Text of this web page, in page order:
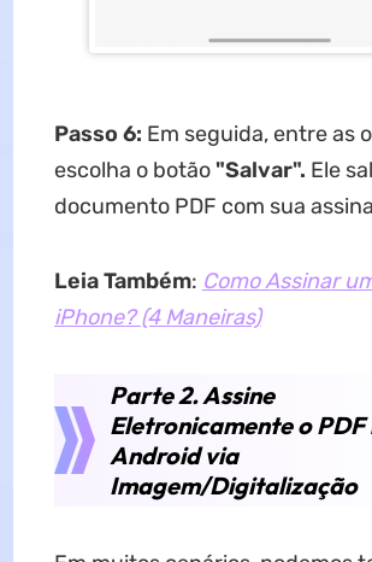
Passo 6: Em seguida, entre as
escolha o botão "Salvar". Ele
documento PDF com sua
Leia Também: Como Assinar
iPhone? (4 Maneiras)
Parte 2. Assine
Eletronicamente o PDF
Android via
Imagem/Digitalização